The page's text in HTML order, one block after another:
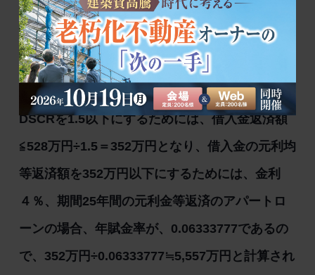
円）＝6.21％
DSCRを1.5以下にするためには、借入金返済額
≦528万円÷1.5＝352万円となり、借入金の元利均
等返済額を352万円以下にするためには、金利
４％、期間25年間の元利金等返済のアパートロ
ーンの場合、年賦金率が、0.06333777であるの
で、352万円÷0.06333777≒5,557万円と計算され